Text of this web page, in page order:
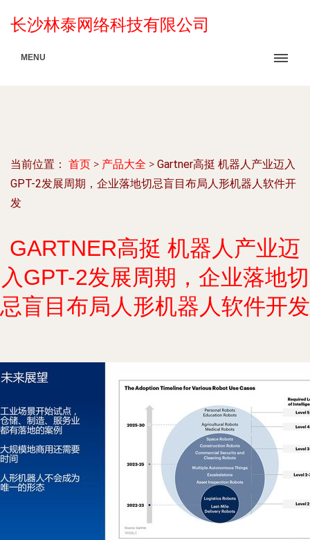
长沙林泰网络科技有限公司
MENU
当前位置： 首页 > 产品大全 > Gartner高挺 机器人产业迈入
GPT-2发展周期，企业落地切忌盲目布局人形机器人软件开
发
GARTNER高挺 机器人产业迈
入GPT-2发展周期，企业落地切
忌盲目布局人形机器人软件开发